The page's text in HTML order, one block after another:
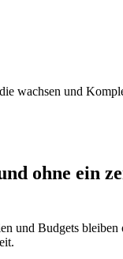
wachsen und
ohne ein
und Budgets